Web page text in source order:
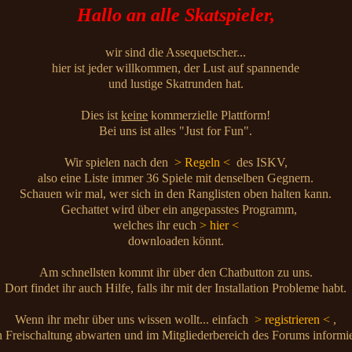
Hallo an alle Skatspieler,
wir sind die Assequetscher...
hier ist jeder willkommen, der Lust auf spannende
und lustige Skatrunden hat.
Dies istkeine kommerzielle Plattform!
Bei uns ist alles "Just for Fun".
Wir spielen nach den > Regeln < des ISKV,
also eine Liste immer 36 Spiele mit denselben Gegnern.
Schauen wir mal, wer sich in den Ranglisten oben halten kann.
Gechattet wird über ein angepasstes Programm,
welches ihr euch > hier <
downloaden könnt.
Am schnellsten kommt ihr über den Chatbutton zu uns.
Dort findet ihr auch Hilfe, falls ihr mit der Installation Probleme habt.
Wenn ihr mehr über uns wissen wollt... einfach > registrieren < ,
Freischaltung abwarten und im Mitgliederbereich des Forums